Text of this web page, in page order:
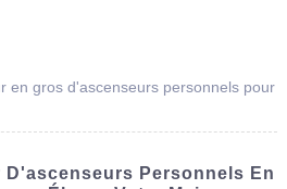
en gros d'ascenseurs personnels pour
Personnels En